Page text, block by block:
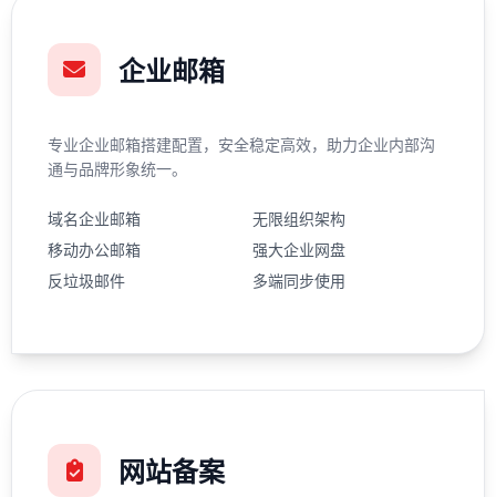
企业邮箱
专业企业邮箱搭建配置，安全稳定高效，助力企业内部沟
通与品牌形象统一。
域名企业邮箱
无限组织架构
移动办公邮箱
强大企业网盘
反垃圾邮件
多端同步使用
网站备案